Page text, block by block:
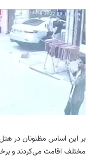
بر این اساس مظنونان در
مختلف اقامت می‌کردند و